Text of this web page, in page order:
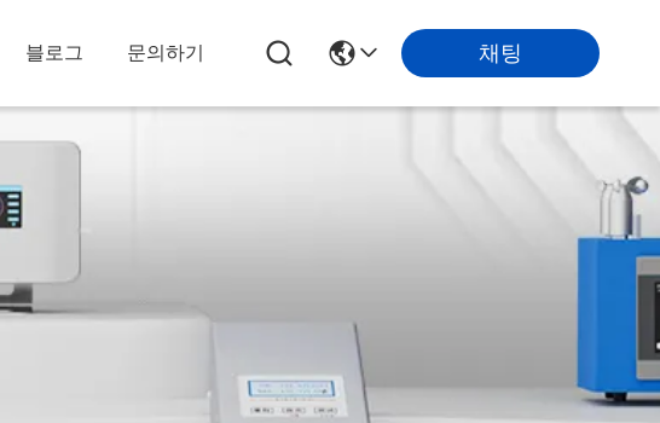
블로그 문의하기 채팅